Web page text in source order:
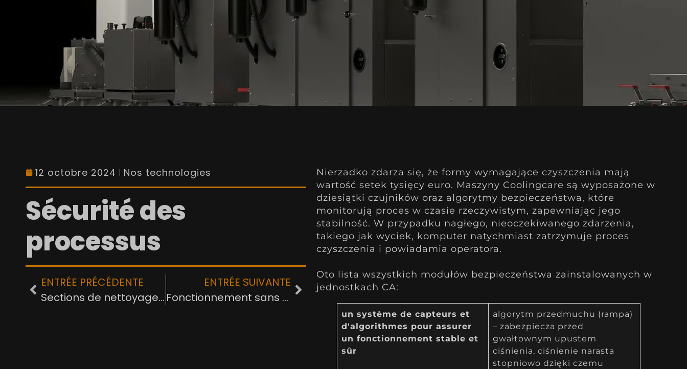
12 octobre 2024 Nos technologies
Sécurité des
processus
ENTRÉE PRÉCÉDENTE
Sections de nettoyage indépendantes
ENTRÉE SUIVANTE
Fonctionnement sans entretien
Nierzadko zdarza się, że formy wymagające czyszczenia mają
wartość setek tysięcy euro. Maszyny Coolingcare są wyposażone w
dziesiątki czujników oraz algorytmy bezpieczeństwa, które
monitorują proces w czasie rzeczywistym, zapewniając jego
stabilność. W przypadku nagłego, nieoczekiwanego zdarzenia,
takiego jak wyciek, komputer natychmiast zatrzymuje proces
czyszczenia i powiadamia operatora.
Oto lista wszystkich modułów bezpieczeństwa zainstalowanych w
jednostkach CA:
un système de capteurs et
d'algorithmes pour assurer
un fonctionnement stable et
sûr
algorytm przedmuchu (rampa)
– zabezpiecza przed
gwałtownym upustem
ciśnienia, ciśnienie narasta
stopniowo dzięki czemu